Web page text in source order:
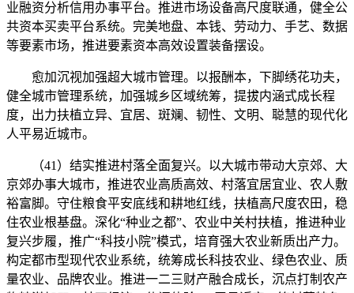
业融资分析信用办事平台。推进市场设备高尺度联通，健全公
共资本买卖平台系统。完美地盘、本钱、劳动力、手艺、数据
等要素市场，推进要素资本高效设置装备摆设。
愈加沉视加强超大城市管理。以报酬本，下脚绣花功夫，
健全城市管理系统，加强城乡区域统筹，提拔内涵式成长程
度，出力扶植立异、宜居、斑斓、韧性、文明、聪慧的现代化
人平易近城市。
（41）结实推进村落全面复兴。以大城市带动大京郊、大
京郊办事大城市，推进农业高质高效、村落宜居宜业、农人敷
裕富脚。守住粮食平安底线和耕地红线，扶植高尺度农田，稳
住农业根基盘。深化“种业之都”、农业中关村扶植，推进种业
复兴步履，推广“科技小院”模式，培育强大农业新质出产力。
构定都市型现代农业系统，统筹成长科技农业、绿色农业、质
量农业、品牌农业。推进一二三财产融合成长，沉点打制农产